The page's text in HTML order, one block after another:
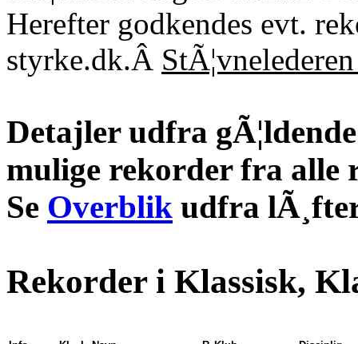
Herefter godkendes evt.
styrke.dk.Â
Detajler udfra
mulige rekorder fra alle
Se Overblik udfra
Rekorder i Klassisk,